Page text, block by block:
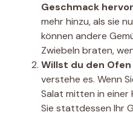
Geschmack
mehr hinzu, als sie
können andere
Zwiebeln braten,
Willst du den
verstehe es. Wenn
Salat mitten in einer
Sie stattdessen Ihr